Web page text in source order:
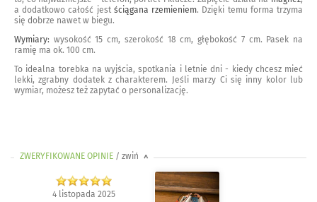
a dodatkowo całość jest ściągana rzemieniem. Dzięki temu forma trzyma
się dobrze nawet w biegu.
Wymiary: wysokość 15 cm, szerokość 18 cm, głębokość 7 cm. Pasek na
ramię ma ok. 100 cm.
To idealna torebka na wyjścia, spotkania i letnie dni - kiedy chcesz mieć
lekki, zgrabny dodatek z charakterem. Jeśli marzy Ci się inny kolor lub
wymiar, możesz też zapytać o personalizację.
ZWERYFIKOWANE OPINIE / zwiń >
4 listopada 2025